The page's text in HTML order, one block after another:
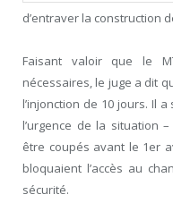
d’entraver la construction
Faisant valoir que le
nécessaires, le juge a dit
l’injonction de 10 jours. Il
l’urgence de la situation
être coupés avant le 1er
bloquaient l’accès au
sécurité.